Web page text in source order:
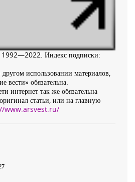
1992—2022. Индекс подписки:
использовании материалов,
вести» обязательна.
интернет так же обязательна
статьи, или на главную
www.arsvest.ru/